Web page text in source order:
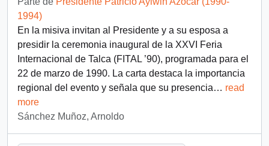
1994)
En la misiva invitan al Presidente y a su esposa a
presidir la ceremonia inaugural de la XXVI Feria
Internacional de Talca (FITAL ’90), programada para el
22 de marzo de 1990. La carta destaca la importancia
regional del evento y señala que su presencia… read
more
Sánchez Muñoz, Arnoldo